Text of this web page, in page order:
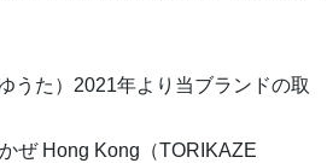
うた）2021年より当ブランドの取
ぜ Hong Kong（TORIKAZE